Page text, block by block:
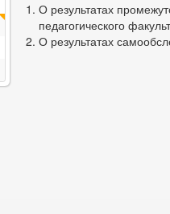
О результатах
педагогического
О результатах